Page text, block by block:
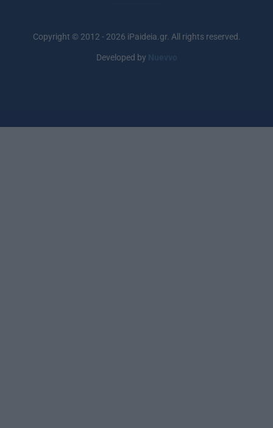
Copyright © 2012 - 2026 iPaideia.gr. All rights reserved.
Developed by